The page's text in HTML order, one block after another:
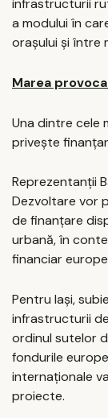
infrastructurii
a modului în
orașului și între
Marea
Una dintre cele
privește
Reprezentanții
Dezvoltare vor
de finanțare
urbană, în
financiar
Pentru Iași,
infrastructurii
ordinul sutelor
fondurile
internaționale
proiecte.